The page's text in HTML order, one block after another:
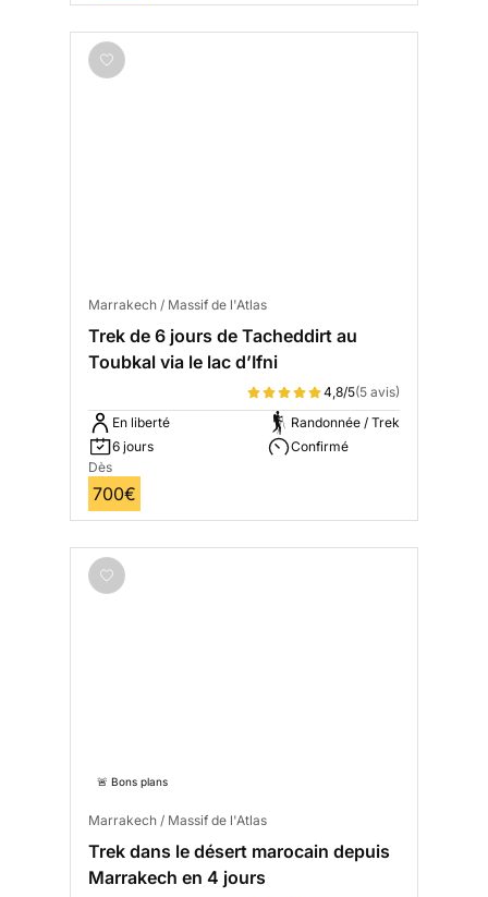
Marrakech / Massif de l'Atlas
Trek de 6 jours de Tacheddirt au
Toubkal via le lac d’Ifni
4,8/5(5 avis)
En liberté
6 jours
Randonnée / Trek
Confirmé
Dès
700€
🚨 Bons plans
Marrakech / Massif de l'Atlas
Trek dans le désert marocain depuis
Marrakech en 4 jours